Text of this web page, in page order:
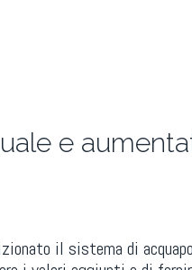
e
il sistema di